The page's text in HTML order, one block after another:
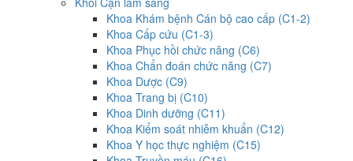
Khoa Khám bệnh Cán bộ cao cấp (C1-2)
Khoa Cấp cứu (C1-3)
Khoa Phục hồi chức năng (C6)
Khoa Chẩn đoán chức năng (C7)
Khoa Dược (C9)
Khoa Trang bị (C10)
Khoa Dinh dưỡng (C11)
Khoa Kiểm soát nhiễm khuẩn (C12)
Khoa Y học thực nghiệm (C15)